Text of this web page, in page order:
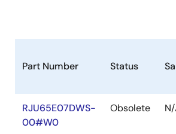
Part Number Status
RJU65E07DWS-
00#W0
Obsolete